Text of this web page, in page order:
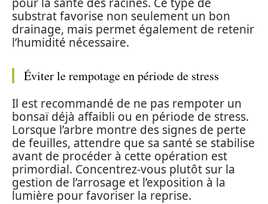
substrat favorise non seulement un bon
drainage, mais permet également de retenir
l’humidité nécessaire.
Éviter le rempotage en période de stress
Il est recommandé de ne pas rempoter un
bonsaï déjà affaibli ou en période de stress.
Lorsque l’arbre montre des signes de perte
de feuilles, attendre que sa santé se stabilise
avant de procéder à cette opération est
primordial. Concentrez-vous plutôt sur la
gestion de l’arrosage et l’exposition à la
lumière pour favoriser la reprise.